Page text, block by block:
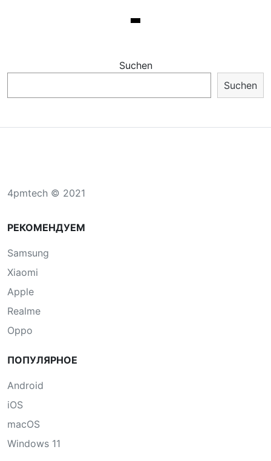
Suchen
Suchen
4pmtech © 2021
РЕКОМЕНДУЕМ
Samsung
Xiaomi
Apple
Realme
Oppo
ПОПУЛЯРНОЕ
Android
iOS
macOS
Windows 11